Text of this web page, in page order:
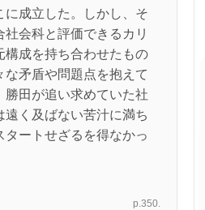
に成立した。しかし、そ
社会科と評価できるカリ
構成を持ち合わせたもの
な矛盾や問題点を抱えて
勝田が追い求めていた社
遠く及ばない苦汁に満ち
タートせざるを得なかっ
p.350.